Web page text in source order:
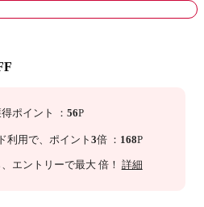
ポイント ： 56P
利用で、 ポイント 3倍 ： 168P
、エントリーで最大 倍！ 詳細